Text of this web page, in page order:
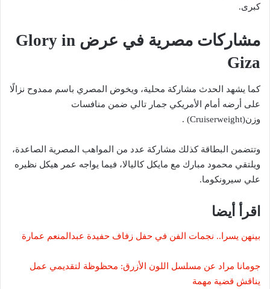
كبرى.
مشاركات مصرية في عرض Glory in
Giza
كما يشهد الحدث مشاركة محلية، ويخوض المصري باسم ممدوح نزالًا
على أرضه أمام الأمريكي جمار تالي ضمن منافسات
وزن(Cruiserweight) .
وتتضمن البطاقة كذلك مشاركة عدد من المواهب المصرية الصاعدة،
ويلتقي محمود مبارك مع مايكل كاليالا، فيما يواجه عمر هيكل نظيره
علي سيرونكوما.
اقرأ أيضا
بينهن يسرا.. نجمات الفن في حفل زفاف حفيدة عبدالمنعم عمارة
جومانا مراد عن مسلسل اللون الأزرق: محظوظة لتقديمي عمل
يناقش قضية مهمة